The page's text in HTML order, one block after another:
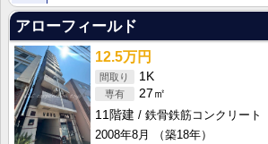
アローフィールド
12.5万円
1K
27㎡
11階建
鉄骨鉄筋コンクリート
2008年8月
（築18年）